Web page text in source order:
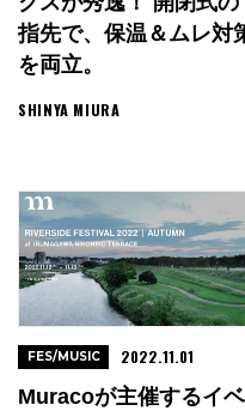
指先で、保温＆ムレ対
を両立。
SHINYA MIURA
Muracoが主催するイベ
FES/MUSIC 2022.11.01